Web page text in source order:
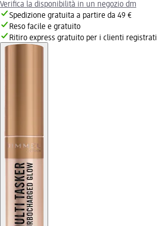
Verifica la disponibilità in un negozio dm
Spedizione gratuita a partire da 49 €
Reso facile e gratuito
Ritiro express gratuito per i clienti registrati